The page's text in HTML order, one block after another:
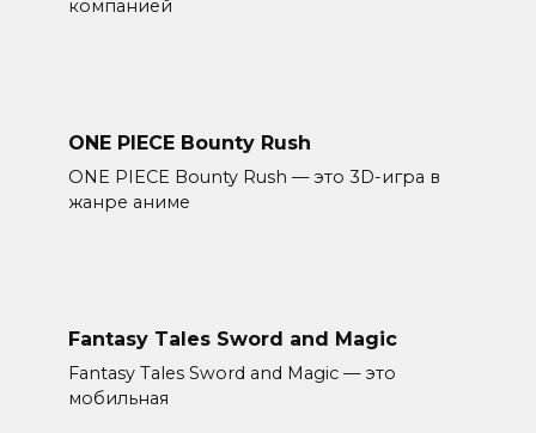
компанией
ONE PIECE Bounty Rush
ONE PIECE Bounty Rush — это 3D-игра в
жанре аниме
Fantasy Tales Sword and Magic
Fantasy Tales Sword and Magic — это
мобильная